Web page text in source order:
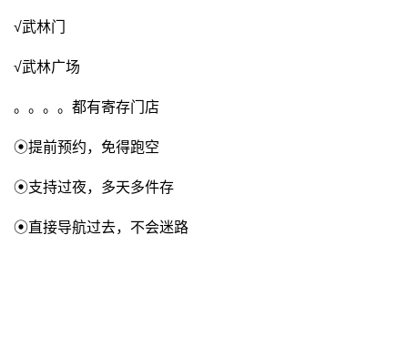
√武林门
√武林广场
。。。。都有寄存门店
⦿提前预约，免得跑空
⦿支持过夜，多天多件存
⦿直接导航过去，不会迷路